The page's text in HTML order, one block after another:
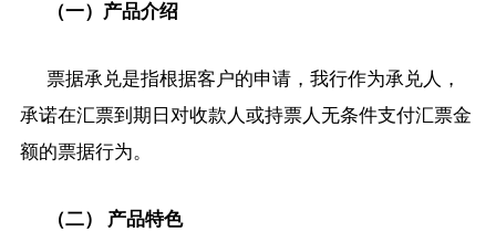
（一）产品介绍
票据承兑是指根据客户的申请，我行作为承兑人，
承诺在汇票到期日对收款人或持票人无条件支付汇票金
额的票据行为。
（二） 产品特色